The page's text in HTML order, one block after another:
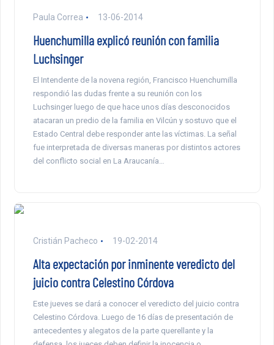
Paula Correa 13-06-2014
Huenchumilla explicó reunión con familia
Luchsinger
El Intendente de la novena región, Francisco Huenchumilla
respondió las dudas frente a su reunión con los
Luchsinger luego de que hace unos días desconocidos
atacaran un predio de la familia en Vilcún y sostuvo que el
Estado Central debe responder ante las víctimas. La señal
fue interpretada de diversas maneras por distintos actores
del conflicto social en La Araucanía…
Cristián Pacheco 19-02-2014
Alta expectación por inminente veredicto del
juicio contra Celestino Córdova
Este jueves se dará a conocer el veredicto del juicio contra
Celestino Córdova. Luego de 16 días de presentación de
antecedentes y alegatos de la parte querellante y la